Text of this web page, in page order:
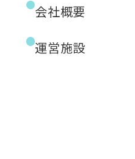
会社概要
運営施設